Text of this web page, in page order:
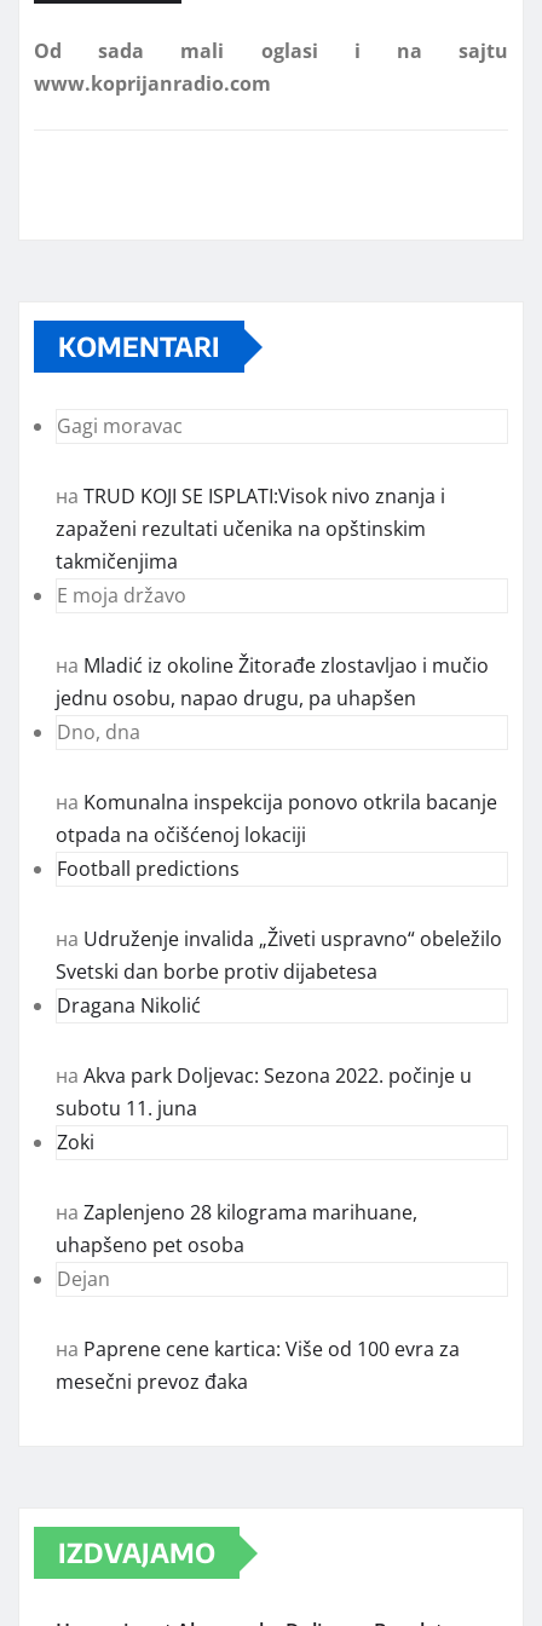
KOMENTARI
Gagi moravac
на TRUD KOJI SE ISPLATI:Visok nivo znanja i
zapaženi rezultati učenika na opštinskim
takmičenjima
E moja državo
на Mladić iz okoline Žitorađe zlostavljao i mučio
jednu osobu, napao drugu, pa uhapšen
Dno, dna
на Komunalna inspekcija ponovo otkrila bacanje
otpada na očišćenoj lokaciji
Football predictions
на Udruženje invalida „Živeti uspravno“ obeležilo
Svetski dan borbe protiv dijabetesa
Dragana Nikolić
на Akva park Doljevac: Sezona 2022. počinje u
subotu 11. juna
Zoki
на Zaplenjeno 28 kilograma marihuane,
uhapšeno pet osoba
Dejan
на Paprene cene kartica: Više od 100 evra za
mesečni prevoz đaka
IZDVAJAMO